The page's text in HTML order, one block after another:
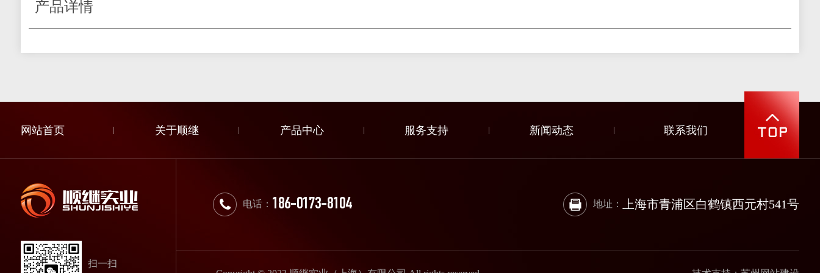
产品详情
网站首页 关于顺继 产品中心 服务支持 新闻动态 联系我们
扫一扫
电话： 186-0173-8104 地址： 上海市青浦区白鹤镇西元村541号